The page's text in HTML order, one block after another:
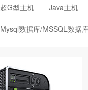
超G型主机 Java主机
Mysql数据库/MSSQL数据